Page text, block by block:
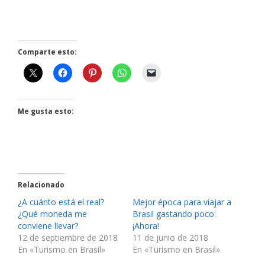
Comparte esto:
Me gusta esto:
Relacionado
¿A cuánto está el real?
¿Qué moneda me
conviene llevar?
12 de septiembre de 2018
En «Turismo en Brasil»
Mejor época para viajar a
Brasil gastando poco:
¡Ahora!
11 de junio de 2018
En «Turismo en Brasil»